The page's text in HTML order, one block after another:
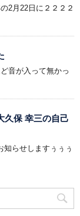
2月22日に２２２２
音が入って無かっ
久保 幸三の自己
知らせしますぅぅぅ